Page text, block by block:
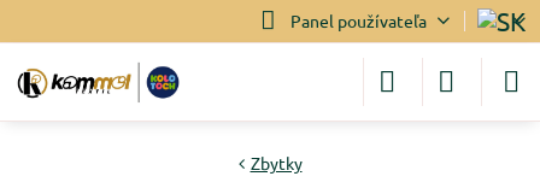
Panel používateľa
Zbytky